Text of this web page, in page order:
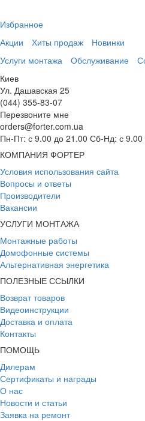
Избранное
Акции
Хиты продаж
Новинки
Услуги монтажа
Обслуживание
Киев
Ул. Дашавская 25
(044) 355-83-07
Перезвоните мне
orders@forter.com.ua
Пн-Пт: с 9.00 до 21.00 Сб-Нд: с 9.00
КОМПАНИЯ ФОРТЕР
Условия использования сайта
Вопросы и ответы
Производители
Вакансии
УСЛУГИ МОНТАЖА
Монтажные работы
Домофонные системы
Альтернативная энергетика
ПОЛЕЗНЫЕ ССЫЛКИ
Возврат товаров
Видеоинструкции
Доставка и оплата
Контакты
ПОМОЩЬ
Дилерам
Сертификаты и награды
О нас
Новости и статьи
Заявка на ремонт